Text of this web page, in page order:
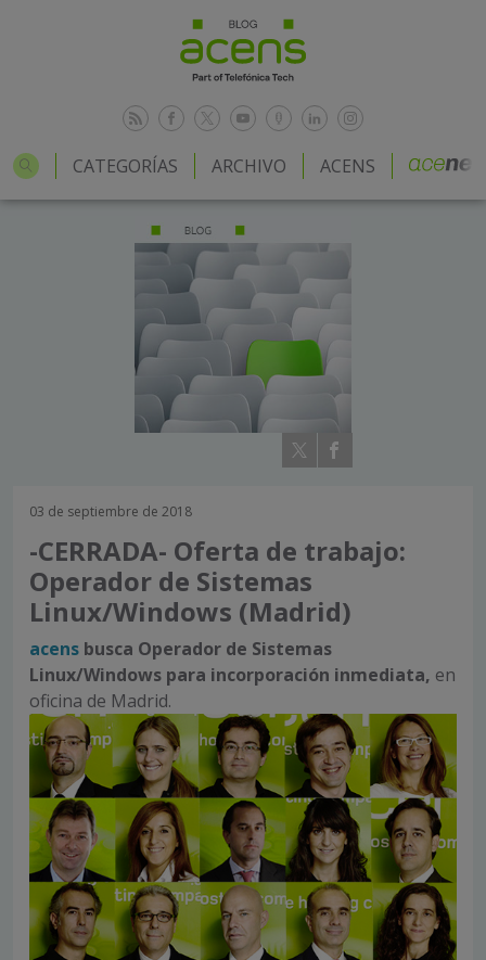
CATEGORÍAS ARCHIVO ACENS
03 de septiembre de 2018
-CERRADA- Oferta de trabajo:
Operador de Sistemas
Linux/Windows (Madrid)
acens busca Operador de Sistemas
Linux/Windows para incorporación inmediata, en
oficina de Madrid.